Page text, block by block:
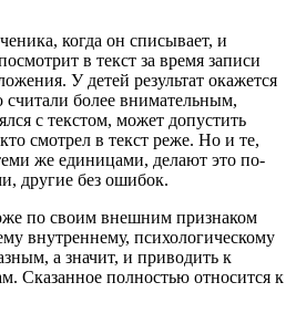
когда он списывает, и
в текст за время записи
У детей результат окажется
более внимательным,
с текстом, может допустить
смотрел в текст реже. Но и те,
же единицами, делают это по-
другие без ошибок.
по своим внешним признаком
внутреннему, психологическому
а значит, и приводить к
Сказанное полностью относится к